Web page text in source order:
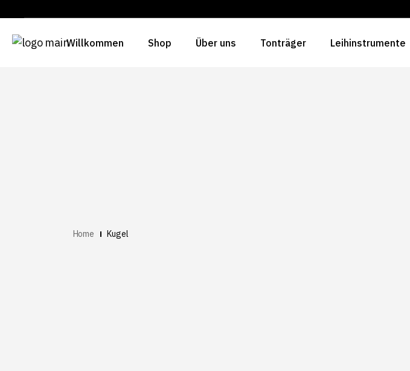
Willkommen Shop Über uns Tonträger Leihinstrumente
Home Kugel